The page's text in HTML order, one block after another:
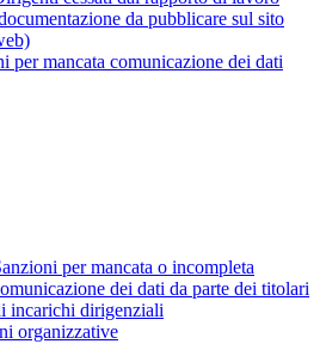
da pubblicare sul sito
per mancata comunicazione dei dati
per mancata o incompleta
dei dati da parte dei titolari
incarichi dirigenziali
organizzative